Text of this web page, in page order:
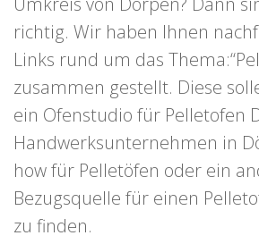
richtig. Wir haben Ihnen
Links rund um das
zusammen gestellt. Diese
ein Ofenstudio für Pelletofen
Handwerksunternehmen in
how für Pelletöfen oder ein
Bezugsquelle für einen
zu finden.